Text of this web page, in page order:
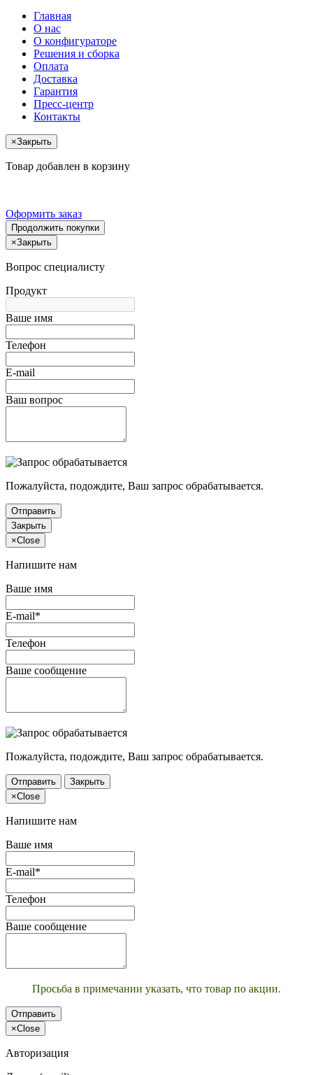
Главная
О нас
О конфигураторе
Решения и сборка
Оплата
Доставка
Гарантия
Пресс-центр
Контакты
×Закрыть
Товар добавлен в корзину
Оформить заказ
Продолжить покупки
×Закрыть
Вопрос специалисту
Продукт
Ваше имя
Телефон
E-mail
Ваш вопрос
Пожалуйста, подождите, Ваш запрос обрабатывается.
Отправить
Закрыть
×Close
Напишите нам
Ваше имя
E-mail*
Телефон
Ваше сообщение
Пожалуйста, подождите, Ваш запрос обрабатывается.
Отправить
Закрыть
×Close
Напишите нам
Ваше имя
E-mail*
Телефон
Ваше сообщение
Просьба в примечании указать, что товар по акции.
Отправить
×Close
Авторизация